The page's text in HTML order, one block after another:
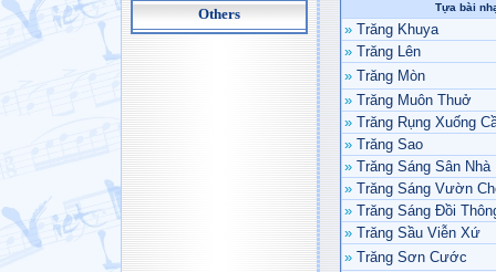
Others Tựa bài
» Trăng Khuya
» Trăng Lên
» Trăng Mòn
» Trăng Muôn Thuở
» Trăng Rụng Xuống
» Trăng Sao
» Trăng Sáng Sân Nhà
» Trăng Sáng Vườn
» Trăng Sáng Đồi
» Trăng Sầu Viễn Xứ
» Trăng Sơn Cước